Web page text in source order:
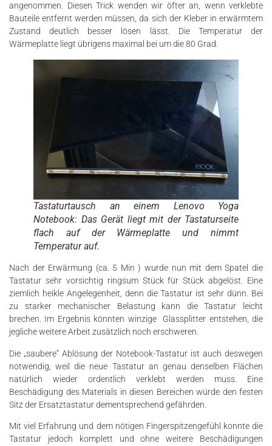
angenommen. Diesen Trick wenden wir öfter an, wenn verklebte
Bauteile entfernt werden müssen, da sich der Kleber in erwärmtem
Zustand deutlich besser lösen lässt. Die Temperatur der
Wärmeplatte liegt übrigens maximal bei um die 80 Grad.
Tastaturtausch an einem Lenovo Yoga
Notebook: Das Gerät liegt mit der Tastaturseite
flach auf der Wärmeplatte und nimmt
Temperatur auf.
Nach der Erwärmung (ca. 5 Min ) wurde nun mit dem Spatel die
Tastatur sehr vorsichtig ringsum Stück für Stück abgelöst. Eine
ziemlich heikle Angelegenheit, denn die Tastatur ist sehr dünn. Bei
zu starker mechanischer Belastung kann die Tastatur leicht
brechen. Im Ergebnis könnten winzige Glassplitter entstehen, die
jegliche weitere Arbeit zusätzlich noch erschweren.
Die „saubere“ Ablösung der Notebook-Tastatur ist auch deswegen
notwendig, weil die neue Tastatur an genau denselben Flächen
natürlich wieder ordentlich verklebt werden muss. Eine
Beschädigung des Materials in diesen Bereichen würde den festen
Sitz der Ersatztastatur dementsprechend gefährden.
Mit viel Erfahrung und dem nötigen Fingerspitzengefühl konnte die
Tastatur jedoch komplett und ohne weitere Beschädigungen